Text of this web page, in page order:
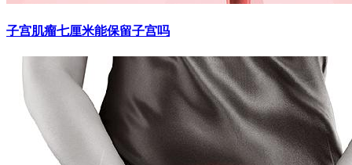
子宫肌瘤七厘米能保留子宫吗